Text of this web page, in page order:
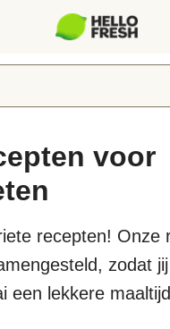
voor
recepten! Onze
zodat
een lekkere